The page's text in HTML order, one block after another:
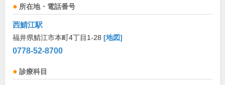
所在地・電話番号
西鯖江駅
福井県鯖江市本町4丁目1-28 [地図]
0778-52-8700
診療科目